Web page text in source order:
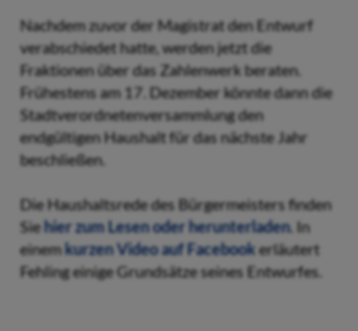
Nachdem zuvor der Magistrat den Entwurf
verabschiedet hatte, werden jetzt die
Fraktionen über das Zahlenwerk beraten.
Frühestens am 17. Dezember könnte dann die
Stadtverordnetenversammlung den
endgültigen Haushalt für das nächste Jahr
beschließen.
Die Haushaltsrede des Bürgermeisters finden
Siehier zum Lesen oder herunterladen. In
einemkurzen Video auf Facebookerläutert
Fehling einige Grundsätze seines Entwurfes.